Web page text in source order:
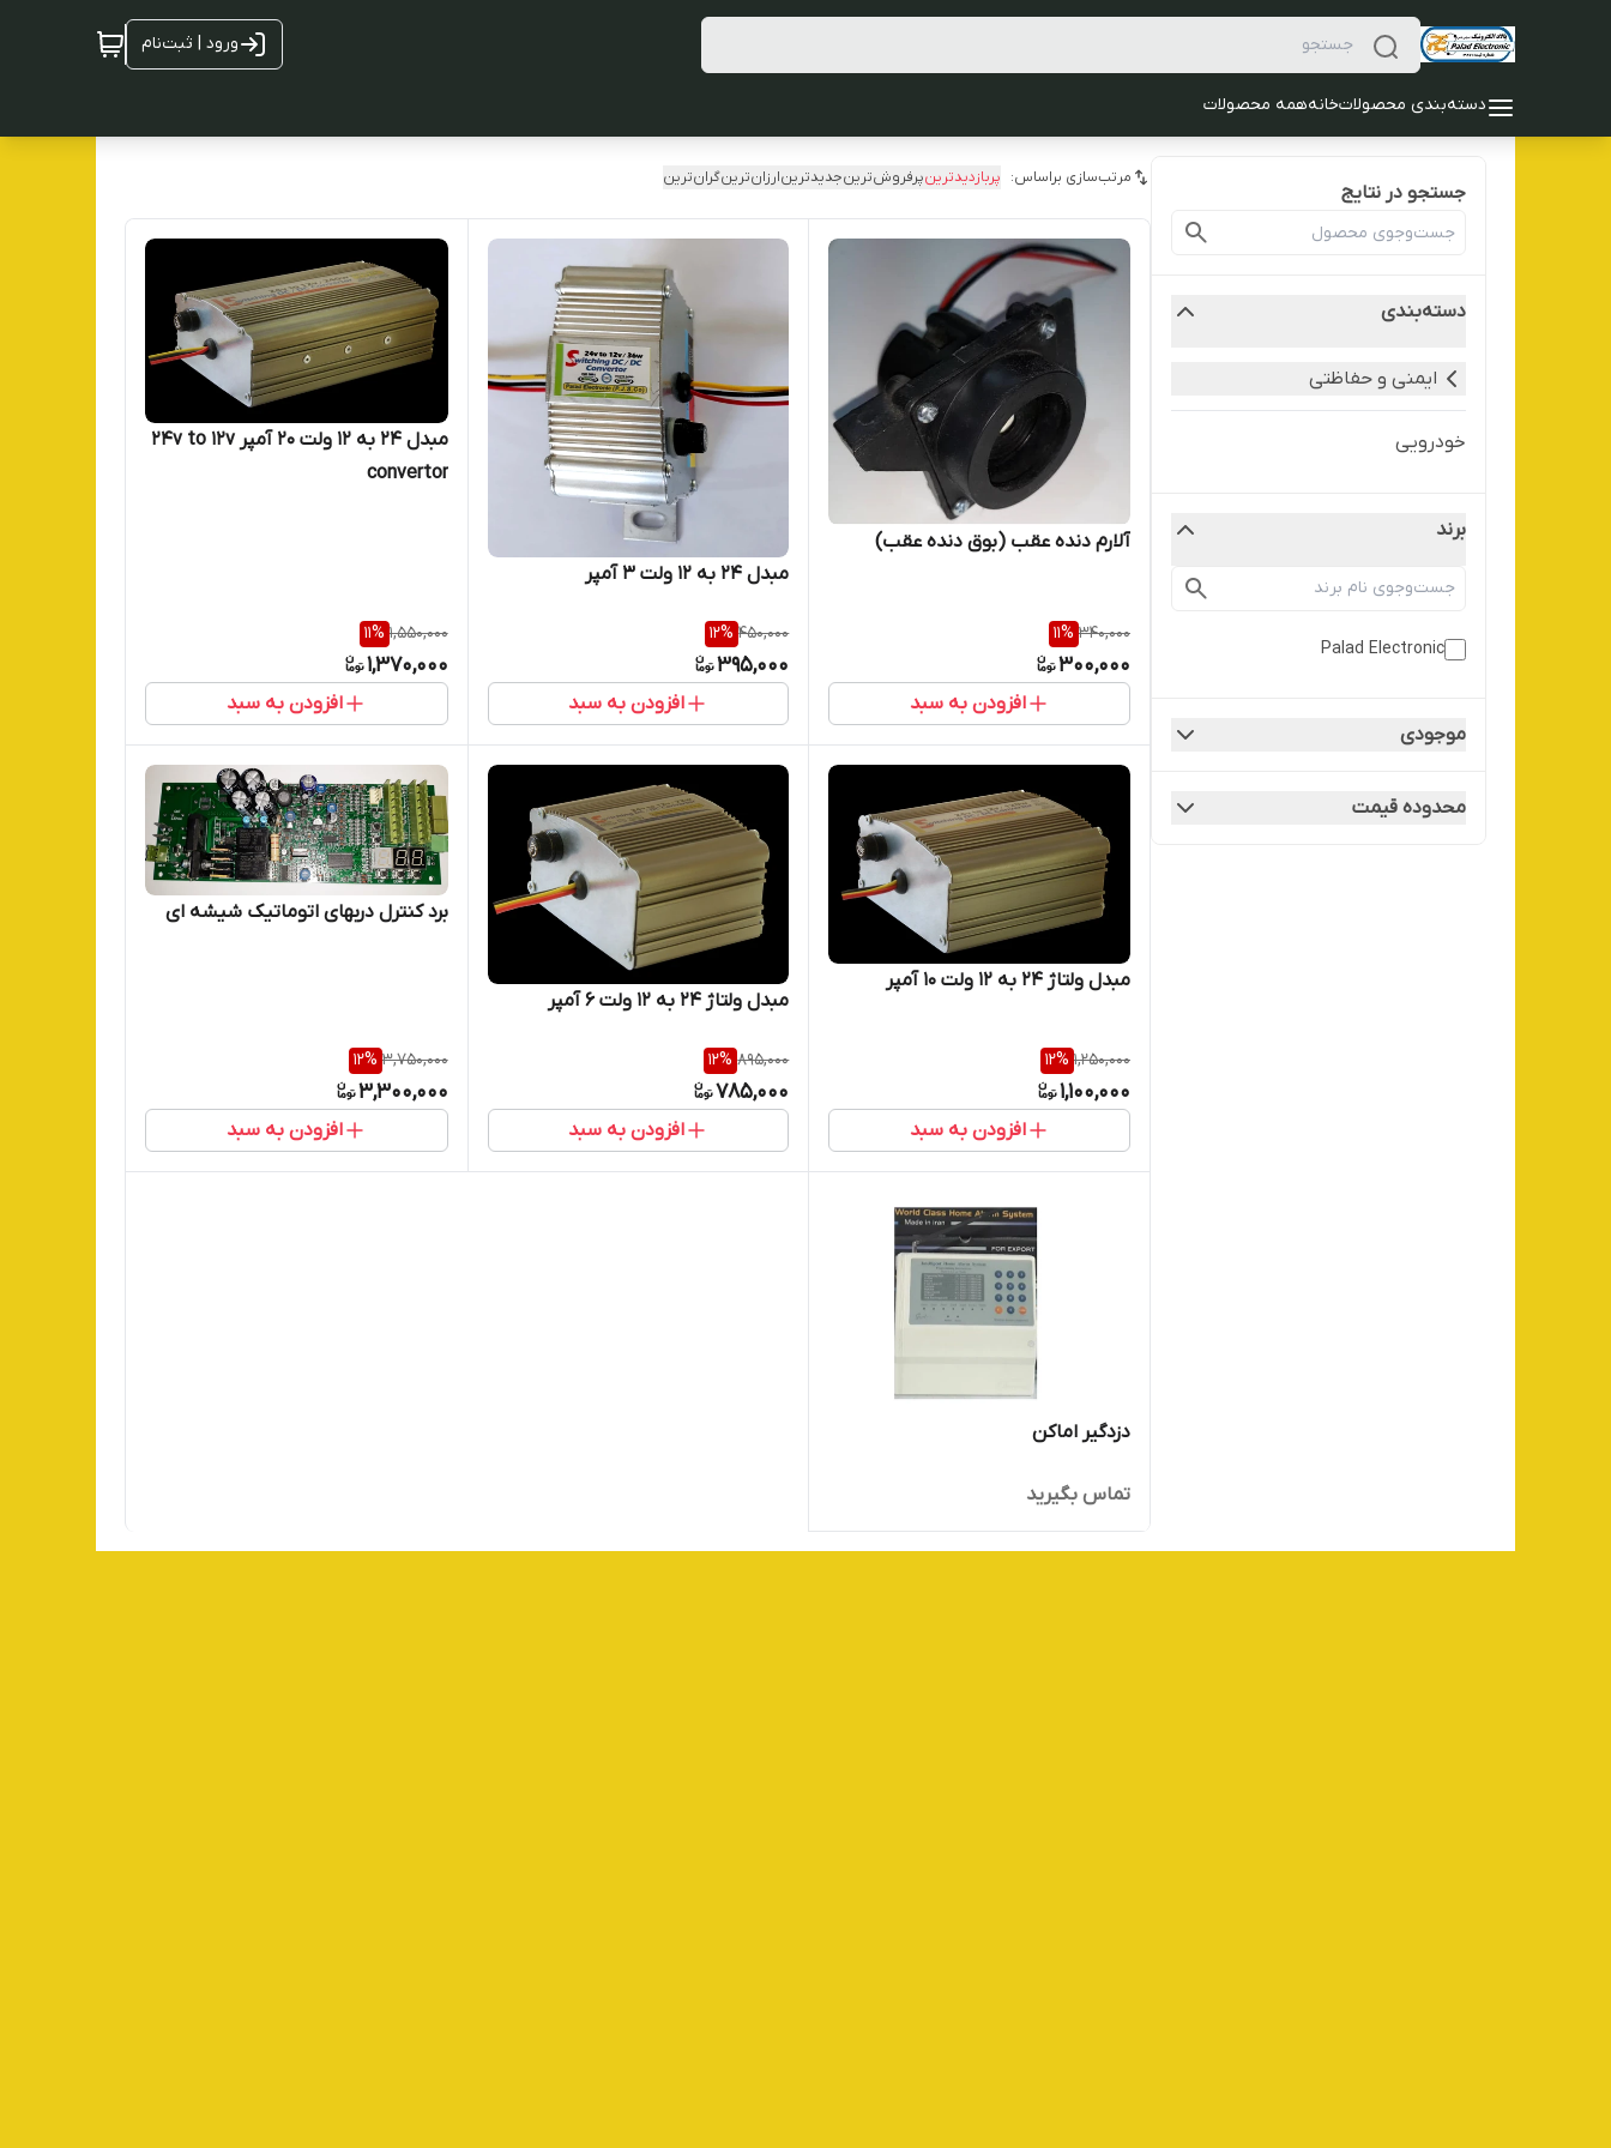
ورود | ثبت‌نام
دسته‌بندی محصولاتخانههمه محصولات
جستجو در نتایج
دسته‌بندی
ایمنی و حفاظتی
خودرویی
برند
Palad Electronic
موجودی
محدوده قیمت
مرتب‌سازی براساس: پربازدیدترینپرفروش‌ترینجدیدترینارزان‌ترینگران‌ترین
آلارم دنده عقب (بوق دنده عقب)
340,000
11%
300,000
افزودن به سبد
مبدل 24 به 12 ولت 3 آمپر
450,000
12%
395,000
افزودن به سبد
مبدل 24 به 12 ولت 20 آمپر 24v to 12v
convertor
1,550,000
11%
1,370,000
افزودن به سبد
مبدل ولتاژ 24 به 12 ولت 10 آمپر
1,250,000
12%
1,100,000
افزودن به سبد
مبدل ولتاژ 24 به 12 ولت 6 آمپر
895,000
12%
785,000
افزودن به سبد
برد کنترل دربهای اتوماتیک شیشه ای
3,750,000
12%
3,300,000
افزودن به سبد
دزدگیر اماکن
تماس بگیرید